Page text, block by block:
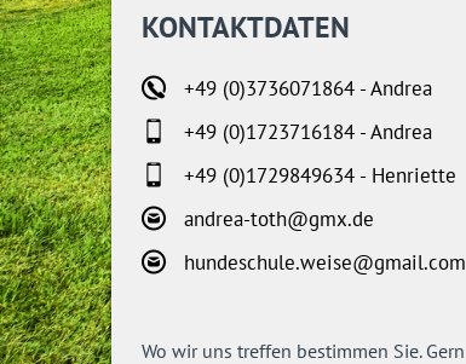
KONTAKTDATEN
+49 (0)3736071864 - Andrea
+49 (0)1723716184 - Andrea
+49 (0)1729849634 - Henriette
andrea-toth@gmx.de
hundeschule.weise@gmail.com
Wo wir uns treffen bestimmen Sie. Gern